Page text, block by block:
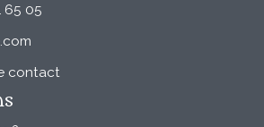
65 05
contact